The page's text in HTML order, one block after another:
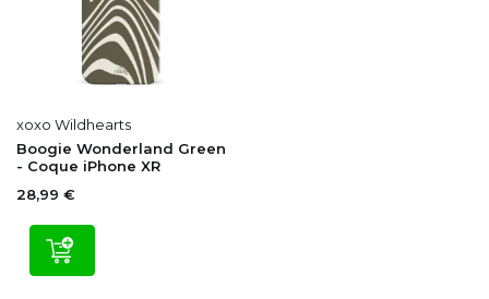
xoxo Wildhearts
Boogie Wonderland Green
- Coque iPhone XR
28,99 €